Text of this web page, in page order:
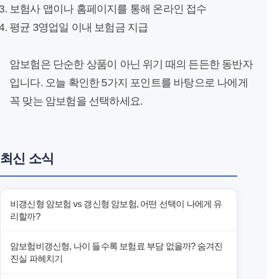
보험사 앱이나 홈페이지를 통해 온라인 접수
평균 3영업일 이내 보험금 지급
암보험은 단순한 상품이 아닌 위기 때의 든든한 동반자
입니다. 오늘 확인한 5가지 포인트를 바탕으로 나에게
꼭 맞는 암보험을 선택하세요.
최신 소식
비갱신형 암보험 vs 갱신형 암보험, 어떤 선택이 나에게 유
리할까?
암보험비갱신형, 나이 들수록 보험료 부담 없을까? 숨겨진
진실 파헤치기